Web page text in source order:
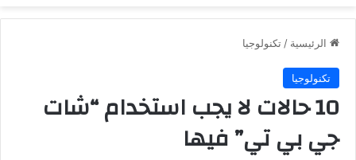
الرئيسية / تكنولوجيا
تكنولوجيا
10 حالات لا يجب استخدام “شات
جي بي تي” فيها